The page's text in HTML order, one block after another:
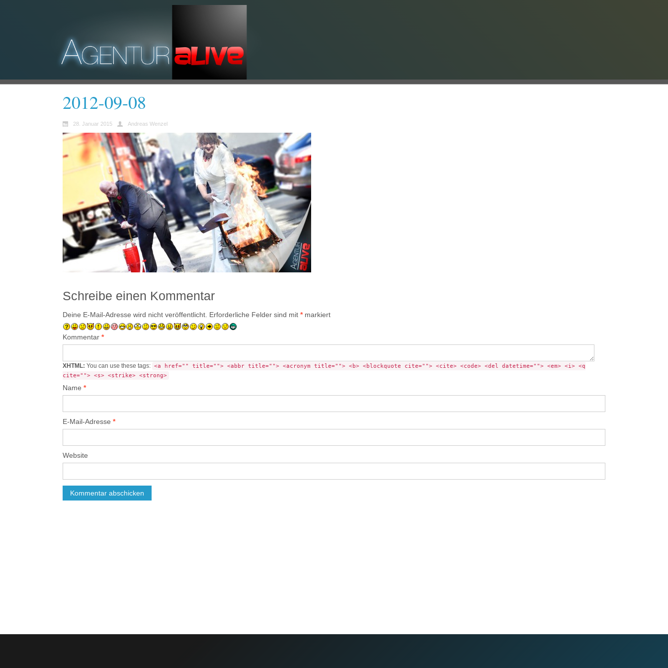
2012-09-08
28. Januar 2015 Andreas Wenzel
Schreibe einen Kommentar
Deine E-Mail-Adresse wird nicht veröffentlicht. Erforderliche Felder sind mit *markiert
Kommentar *
XHTML: You can use these tags: <a href="" title=""> <abbr title=""> <acronym title=""> <b> <blockquote cite=""> <cite> <code> <del datetime=""> <em> <i> <q
cite=""> <s> <strike> <strong>
Name *
E-Mail-Adresse *
Website